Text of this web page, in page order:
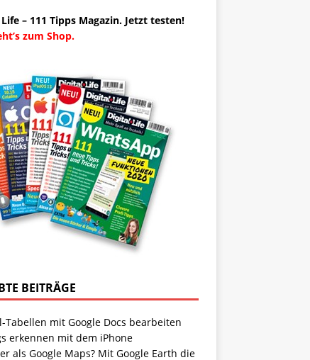
– 111 Tipps Magazin. Jetzt testen!
zum Shop.
BEITRÄGE
Tabellen mit Google Docs bearbeiten
erkennen mit dem iPhone
als Google Maps? Mit Google Earth die